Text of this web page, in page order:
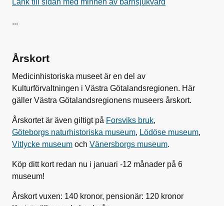
Länk till sidan med minnen av barnsjukvård
...
Årskort
Medicinhistoriska museet är en del av
Kulturförvaltningen i Västra Götalandsregionen. Här
gäller Västra Götalandsregionens museers årskort.
Årskortet är även giltigt på Forsviks bruk,
Göteborgs naturhistoriska museum, Lödöse museum,
Vitlycke museum och Vänersborgs museum.
Köp ditt kort redan nu i januari -12 månader på 6
museum!
Årskort vuxen: 140 kronor, pensionär: 120 kronor